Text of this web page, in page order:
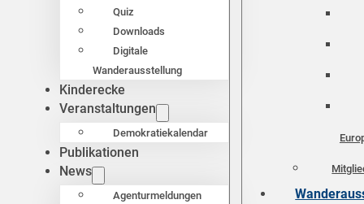
Quiz
Downloads
Digitale
Wanderausstellung
Kinderecke
Veranstaltungen
Demokratiekalendar
Publikationen
News
Agenturmeldungen